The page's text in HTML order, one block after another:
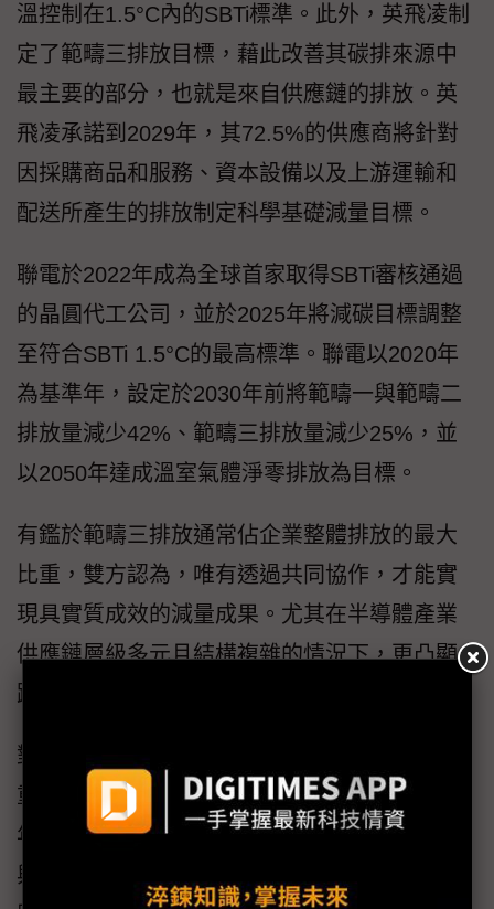
溫控制在1.5°C內的SBTi標準。此外，英飛凌制
定了範疇三排放目標，藉此改善其碳排來源中
最主要的部分，也就是來自供應鏈的排放。英
飛凌承諾到2029年，其72.5%的供應商將針對
因採購商品和服務、資本設備以及上游運輸和
配送所產生的排放制定科學基礎減量目標。
聯電於2022年成為全球首家取得SBTi審核通過
的晶圓代工公司，並於2025年將減碳目標調整
至符合SBTi 1.5°C的最高標準。聯電以2020年
為基準年，設定於2030年前將範疇一與範疇二
排放量減少42%、範疇三排放量減少25%，並
以2050年達成溫室氣體淨零排放為目標。
有鑑於範疇三排放通常佔企業整體排放的最大
比重，雙方認為，唯有透過共同協作，才能實
現具實質成效的減量成果。尤其在半導體產業
供應鏈層級多元且結構複雜的情況下，更凸顯
跨價值鏈共同推動減碳的重要性。
對雙方來說，與供應商合作早已是永續策略的
重要一環。為加速推動減碳進程，聯電自2022
年起啟動「供應鏈碳盤查輔導計畫」，至今已
與超過400家供應商合作，提供工具與資源，協